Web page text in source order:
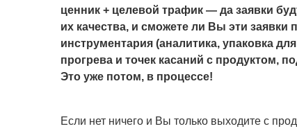
ценник + целевой трафик — да заявки
их качества, и сможете ли Вы эти
инструментария (аналитика, упаковка
прогрева и точек касаний с продуктом,
Это уже потом, в процессе!
Если нет ничего и Вы только выходите с